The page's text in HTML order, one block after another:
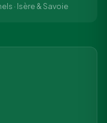
· Isère & Savoie